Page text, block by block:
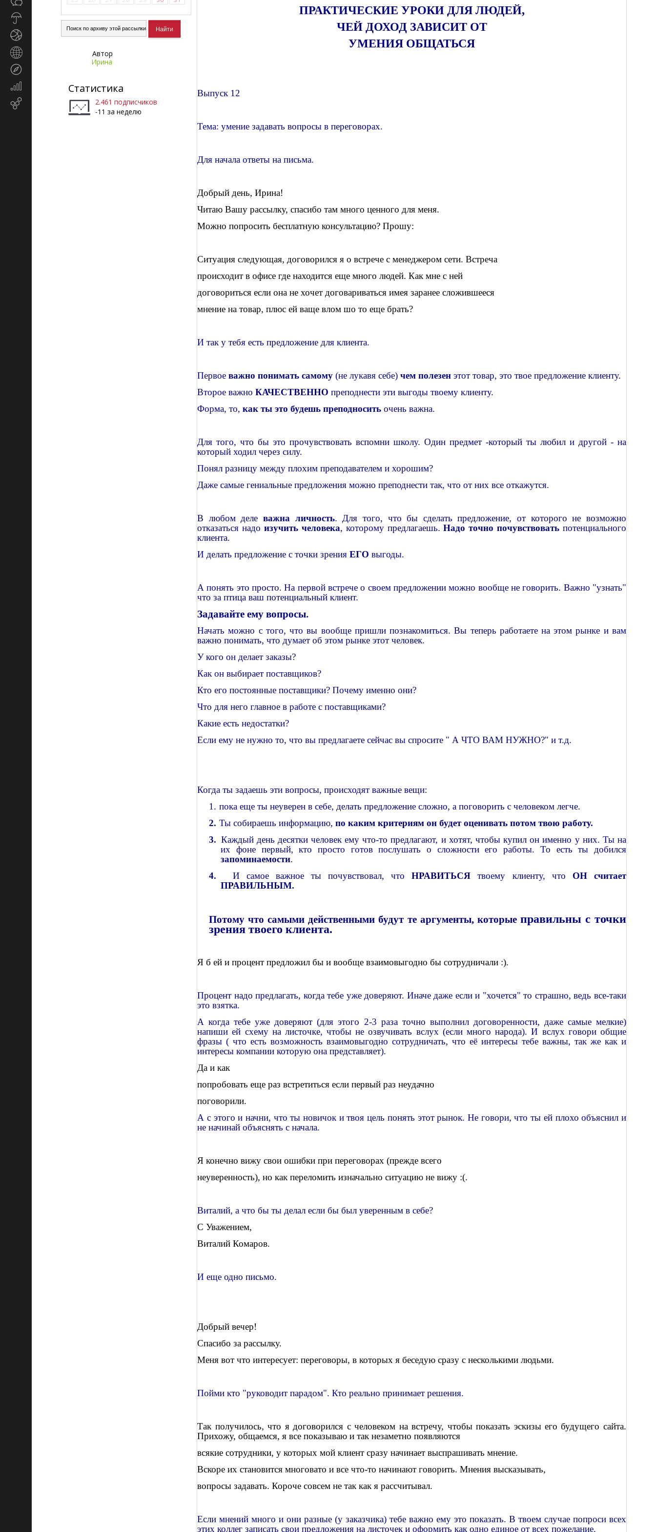
Прогноз
Экономика
маркетинг
Автор
Ирина
Статистика
2.461 подписчиков
-11 за неделю
ПРАКТИЧЕСКИЕ УРОКИ ДЛЯ ЛЮДЕЙ,
ЧЕЙ ДОХОД ЗАВИСИТ ОТ
УМЕНИЯ ОБЩАТЬСЯ
Выпуск 12
Тема: умение задавать вопросы в переговорах.
Для начала ответы на письма.
Добрый день, Ирина!
Читаю Вашу рассылку, спасибо там много ценного для меня.
Можно попросить бесплатную консультацию? Прошу:
Ситуация следующая, договорился я о встрече с менеджером сети. Встреча
происходит вофисе где находится еще много людей. Как мне с ней
договориться если она не хочет договариваться имея заранее сложившееся
мнение на товар, плюс ейваще влом шо то еще брать?
И так у тебя есть предложение для клиента.
Первоеважно понимать самому (не лукавя себе)чем полезен этот товар, это твое предложение клиенту.
Второе важноКАЧЕСТВЕННО преподнести эти выгоды твоему клиенту.
Форма, то,как ты это будешьпреподносить очень важна.
Для того, что бы это прочувствовать вспомни школу. Один предмет-который ты любил и другой - на
который ходил через силу.
Понял разницу между плохим преподавателем и хорошим?
Даже самые гениальные предложения можно преподнести так, что от них все откажутся.
В любом делеважна личность. Для того, что бы сделать предложение, от которого не возможно
отказаться надо изучить человека, которому предлагаешь.Надо точно почувствовать потенциального
клиента.
И делать предложение с точки зренияЕГО выгоды.
А понять это просто. На первой встрече о своем предложении можно вообще не говорить. Важно "узнать"
что за птица ваш потенциальный клиент.
Задавайте ему вопросы.
Начать можно с того, что вы вообще пришли познакомиться. Вы теперь работаете на этом рынке и вам
важно понимать, что думает об этом рынке этот человек.
У кого он делает заказы?
Как он выбирает поставщиков?
Кто его постоянные поставщики? Почему именно они?
Что для него главное в работе с поставщиками?
Какие есть недостатки?
Если ему не нужно то, что вы предлагаете сейчас вы спросите " А ЧТО ВАМ НУЖНО?" и т.д.
Когда ты задаешь эти вопросы, происходят важные вещи:
1. пока еще ты неуверен в себе, делать предложение сложно, а поговорить с человеком легче.
2. Ты собираешь информацию,по каким критериям он будет оценивать потом твою работу.
3. Каждый день десятки человек ему что-то предлагают, и хотят, чтобы купил он именно у них. Ты на
их фоне первый, кто просто готов послушать о сложности его работы. То есть ты добился
запоминаемости.
4.
И самое важное ты почувствовал, чтоНРАВИТЬСЯ твоему клиенту, что ОН считает
ПРАВИЛЬНЫМ.
Потому что самыми действенными будут те аргументы, которые правильны с точки
зрения твоего клиента.
Я б ей и процент предложил бы и вообще взаимовыгодно бы сотрудничали :).
Процент надо предлагать, когда тебе уже доверяют. Иначе даже если и "хочется" то страшно, ведь все-таки
это взятка.
А когда тебе уже доверяют (для этого 2-3 раза точно выполнил договоренности, даже самые мелкие)
напиши ей схему на листочке, чтобы не озвучивать вслух (если много народа). И вслух говори общие
фразы(что есть возможность взаимовыгодно сотрудничать, что её интересы тебе важны, так же как и
интересы компании которую она представляет).
Да и как
попробовать еще развстретиться если первый раз неудачно
поговорили.
А с этого и начни, что ты новичок и твоя цель понять этот рынок. Не говори, что ты ей плохо объяснил и
не начинай объяснять с начала.
Я конечно вижу свои ошибки при переговорах (прежде всего
неуверенность), но как переломить изначально ситуацию не вижу :(.
Виталий, а что бы ты делал если бы был уверенным в себе?
С Уважением,
Виталий Комаров.
И еще одно письмо.
Добрый вечер!
Спасибо за рассылку.
Меня вот что интересует: переговоры, в которых я беседую сразу с несколькими людьми.
Пойми кто "руководит парадом". Кто реально принимает решения.
Так получилось, что я договорился с человеком на встречу, чтобы показать эскизы его будущего сайта.
Прихожу, общаемся, я всепоказываю и так незаметно появляются
всякие сотрудники, у которых мой клиент сразу начинает выспрашивать мнение.
Вскоре их становится многовато и все что-то начинают говорить. Мнения высказывать,
вопросы задавать. Короче совсем не так как я рассчитывал.
Если мнений много и они разные (у заказчика) тебе важно ему это показать. В твоем случае попроси всех
этих коллег записать свои предложения на листочек и оформить как одно единое от всех пожелание.